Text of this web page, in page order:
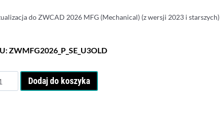
do ZWCAD 2026 MFG (Mechanical) (z wersji 2023 i starszych)
ZWMFG2026_P_SE_U3OLD
Dodaj do koszyka